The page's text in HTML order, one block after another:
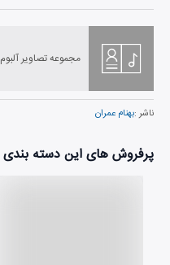
مجموعه تصاویر آلبوم
ناشر :بهنام عمران
پرفروش های این دسته بندی